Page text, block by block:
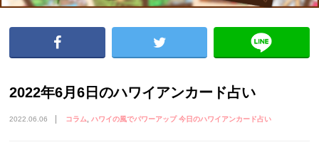
2022年6月6日のハワイアンカード占い
2022.06.06 コラム ハワイの風でパワーアップ 今日のハワイアンカード占い